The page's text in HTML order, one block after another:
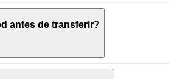
antes de transferir?